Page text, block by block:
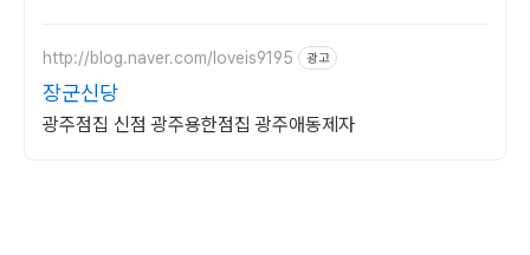
http://blog.naver.com/loveis9195 광고
장군신당
광주점집 신점 광주용한점집 광주애동제자